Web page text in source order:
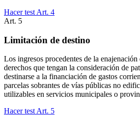
Hacer test Art. 4
Art. 5
Limitación de destino
Los ingresos procedentes de la
derechos que tengan la consideración de
destinarse a la financiación de gastos
parcelas sobrantes de vías públicas no
utilizables en servicios municipales o
Hacer test Art. 5